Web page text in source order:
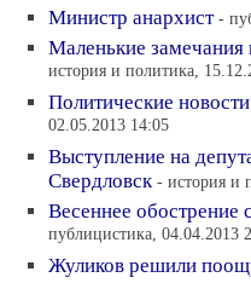
Министр анархист -
Маленькие замечания
история и политика,
Политические
02.05.2013 14:05
Выступление на
Свердловск - история и
Весеннее
публицистика, 04.04.2013
Жуликов решили